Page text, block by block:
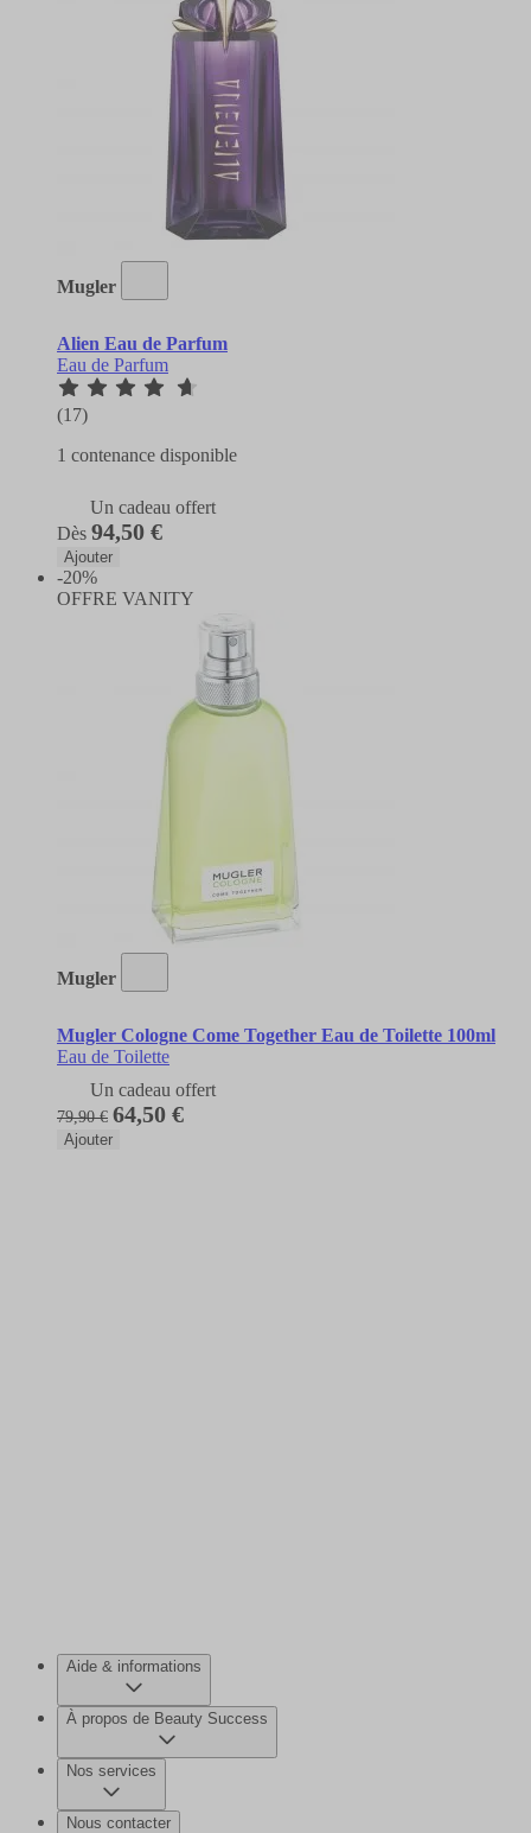
Mugler
Alien Eau de Parfum
Eau de Parfum
(17)
1 contenance disponible
Un cadeau offert
Dès 94,50 €
Ajouter
-20%
OFFRE VANITY
Mugler
Mugler Cologne Come Together Eau de Toilette 100ml
Eau de Toilette
Un cadeau offert
79,90 € 64,50 €
Ajouter
Aide & informations
À propos de Beauty Success
Nos services
Nous contacter